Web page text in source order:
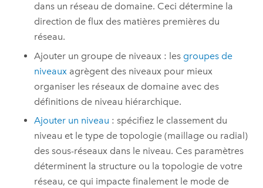
dans un réseau de domaine. Ceci détermine la
direction de flux des matières premières du
réseau.
Ajouter un groupe de niveaux : les groupes de
niveaux agrègent des niveaux pour mieux
organiser les réseaux de domaine avec des
définitions de niveau hiérarchique.
Ajouter un niveau : spécifiez le classement du
niveau et le type de topologie (maillage ou radial)
des sous-réseaux dans le niveau. Ces paramètres
déterminent la structure ou la topologie de votre
réseau, ce qui impacte finalement le mode de